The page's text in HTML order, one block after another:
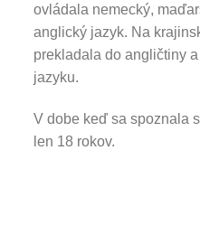
ovládala nemecký,
anglický jazyk. Na
prekladala do angličtiny
jazyku.
V dobe keď sa spoznala
len 18 rokov.